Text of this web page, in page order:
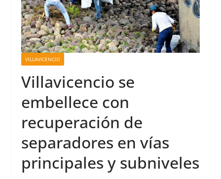
VILLAVICENCIO
Villavicencio se
embellece con
recuperación de
separadores en vías
principales y subniveles